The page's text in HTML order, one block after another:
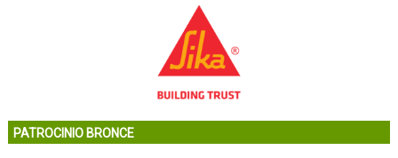
PATROCINIO BRONCE